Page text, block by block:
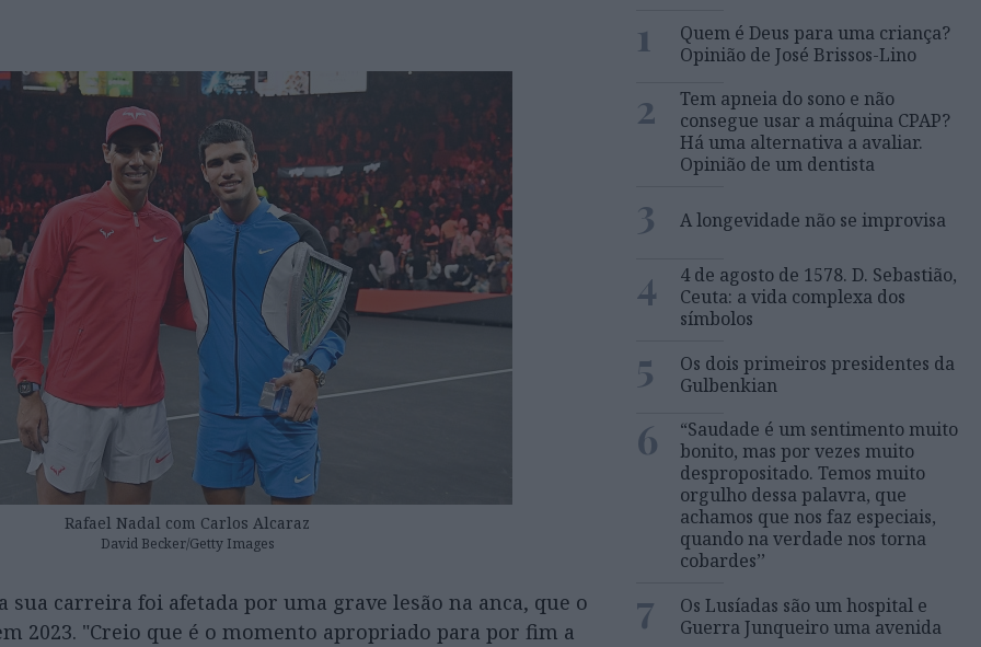
Rafael Nadal com Carlos Alcaraz
David Becker/Getty Images
sua carreira foi afetada por uma grave lesão na anca, que o
2023. "Creio que é o momento apropriado para por fim a
1
Quem é Deus para uma criança?
Opinião de José Brissos-Lino
2
Tem apneia do sono e não
consegue usar a máquina CPAP?
Há uma alternativa a avaliar.
Opinião de um dentista
3 A longevidade não se improvisa
4
4 de agosto de 1578. D. Sebastião,
Ceuta: a vida complexa dos
símbolos
5
Os dois primeiros presidentes da
Gulbenkian
6
“Saudade é um sentimento muito
bonito, mas por vezes muito
despropositado. Temos muito
orgulho dessa palavra, que
achamos que nos faz especiais,
quando na verdade nos torna
cobardes’’
7
Os Lusíadas são um hospital e
Guerra Junqueiro uma avenida